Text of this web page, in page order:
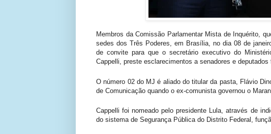
Membros da Comissão Parlamentar Mista de Inquérito,
sedes dos Três Poderes, em Brasília, no dia 08 de
de convite para que o secretário executivo do
Cappelli, preste esclarecimentos a senadores e deputados
O número 02 do MJ é aliado do titular da pasta, Flávio
de Comunicação quando o ex-comunista governou o
Cappelli foi nomeado pelo presidente Lula, através de
do sistema de Segurança Pública do Distrito Federal,